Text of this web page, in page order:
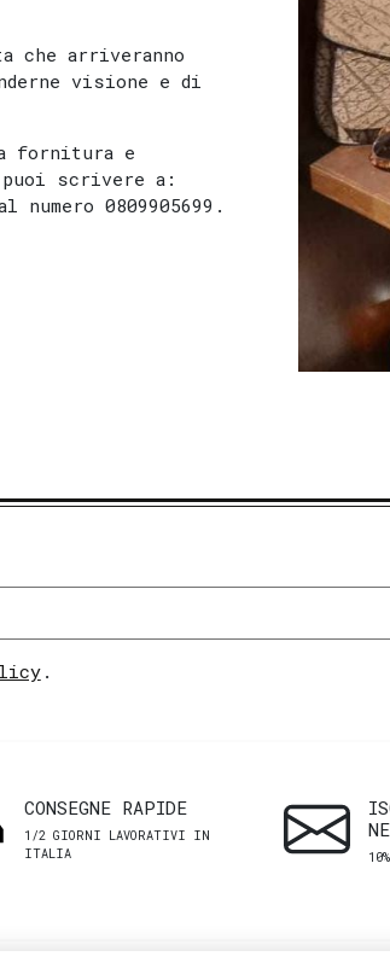
che arriveranno
visione e di
fornitura e
scrivere a:
0809905699.
.
CONSEGNE RAPIDE
1/2 GIORNI LAVORATIVI IN
ITALIA